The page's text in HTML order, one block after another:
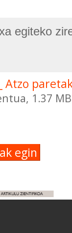
egiteko
Atzo
1.37
egin